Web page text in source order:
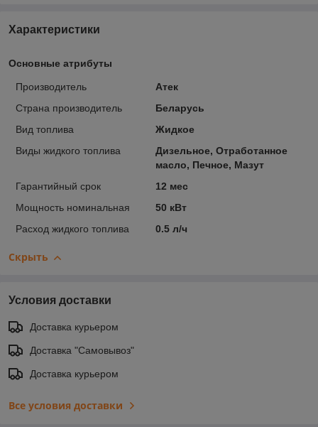
Характеристики
Основные атрибуты
Производитель
Атек
Страна производитель
Беларусь
Вид топлива
Жидкое
Виды жидкого топлива
Дизельное, Отработанное
масло, Печное, Мазут
Гарантийный срок
12 мес
Мощность номинальная
50 кВт
Расход жидкого топлива
0.5 л/ч
Скрыть
Условия доставки
Доставка курьером
Доставка "Самовывоз"
Доставка курьером
Все условия доставки